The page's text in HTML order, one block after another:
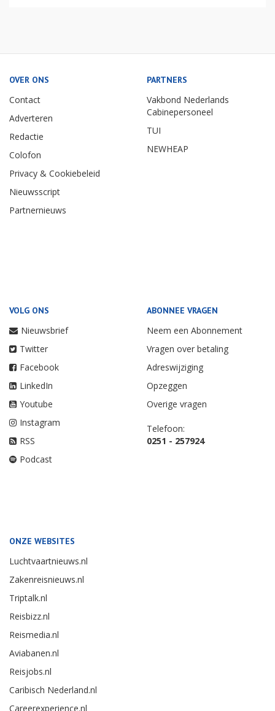
OVER ONS
Contact
Adverteren
Redactie
Colofon
Privacy & Cookiebeleid
Nieuwsscript
Partnernieuws
PARTNERS
Vakbond Nederlands
Cabinepersoneel
TUI
NEWHEAP
VOLG ONS
Nieuwsbrief
Twitter
Facebook
LinkedIn
Youtube
Instagram
RSS
Podcast
ABONNEE VRAGEN
Neem een Abonnement
Vragen over betaling
Adreswijziging
Opzeggen
Overige vragen
Telefoon:
0251 - 257924
ONZE WEBSITES
Luchtvaartnieuws.nl
Zakenreisnieuws.nl
Triptalk.nl
Reisbizz.nl
Reismedia.nl
Aviabanen.nl
Reisjobs.nl
Caribisch Nederland.nl
Careerexperience.nl